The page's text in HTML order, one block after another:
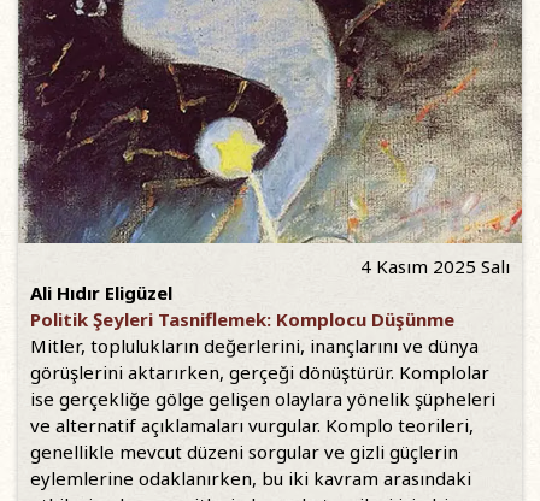
4 Kasım 2025 Salı
Ali Hıdır Eligüzel
Politik Şeyleri Tasniflemek: Komplocu Düşünme
Mitler, toplulukların değerlerini, inançlarını ve dünya
görüşlerini aktarırken, gerçeği dönüştürür. Komplolar
ise gerçekliğe gölge gelişen olaylara yönelik şüpheleri
ve alternatif açıklamaları vurgular. Komplo teorileri,
genellikle mevcut düzeni sorgular ve gizli güçlerin
eylemlerine odaklanırken, bu iki kavram arasındaki